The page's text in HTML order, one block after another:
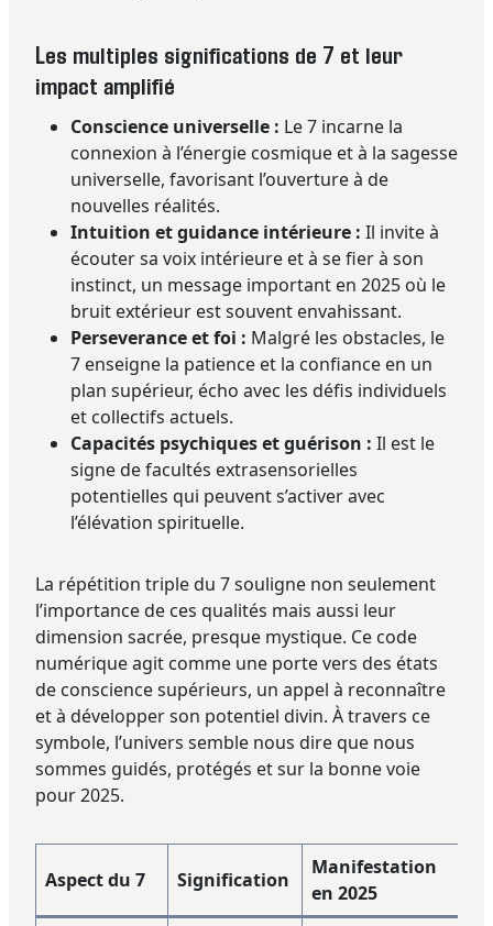
Les multiples significations de 7 et leur
impact amplifié
Conscience universelle : Le 7 incarne la
connexion à l’énergie cosmique et à la sagesse
universelle, favorisant l’ouverture à de
nouvelles réalités.
Intuition et guidance intérieure : Il invite à
écouter sa voix intérieure et à se fier à son
instinct, un message important en 2025 où le
bruit extérieur est souvent envahissant.
Perseverance et foi : Malgré les obstacles, le
7 enseigne la patience et la confiance en un
plan supérieur, écho avec les défis individuels
et collectifs actuels.
Capacités psychiques et guérison : Il est le
signe de facultés extrasensorielles
potentielles qui peuvent s’activer avec
l’élévation spirituelle.
La répétition triple du 7 souligne non seulement
l’importance de ces qualités mais aussi leur
dimension sacrée, presque mystique. Ce code
numérique agit comme une porte vers des états
de conscience supérieurs, un appel à reconnaître
et à développer son potentiel divin. À travers ce
symbole, l’univers semble nous dire que nous
sommes guidés, protégés et sur la bonne voie
pour 2025.
Aspect du 7 Signification
Manifestation
en 2025